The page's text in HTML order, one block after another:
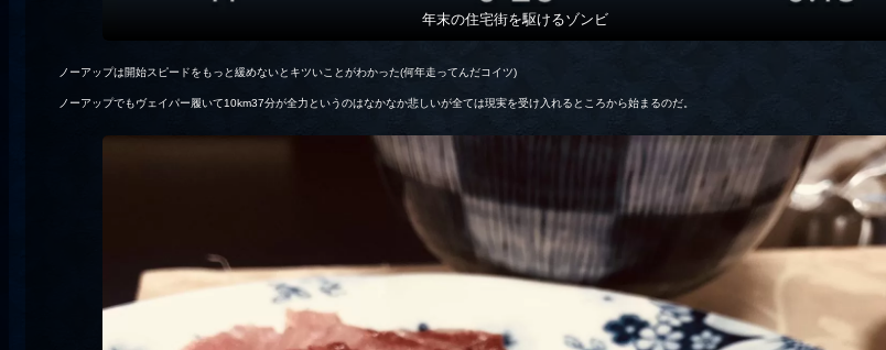
年末の住宅街を駆けるゾンビ
ノーアップは開始スピードをもっと緩めないとキツいことがわかった(何年走ってんだコイツ)
ノーアップでもヴェイパー履いて10km37分が全力というのはなかなか悲しいが全ては現実を受け入れるところから始まるのだ。